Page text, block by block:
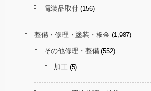
電装品取付 (156)
整備・修理・塗装・板金 (1,987)
その他修理・整備 (552)
加工 (5)